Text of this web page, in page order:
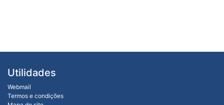
Utilidades
Webmail
Termos e condições